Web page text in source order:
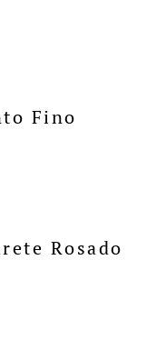
Fino
Rosado